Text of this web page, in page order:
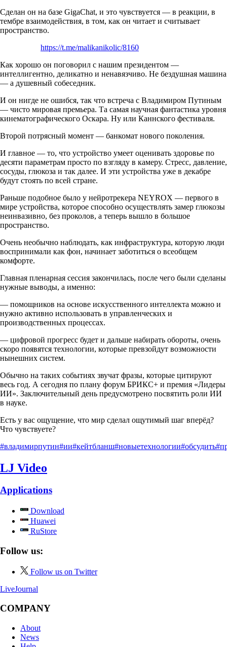
Сделан он на базе GigaChat, и это чувствуется — в реакции, в
тембре взаимодействия, в том, как он читает и считывает
пространство.
https://t.me/malikanikolic/8160
Как хорошо он поговорил с нашим президентом —
интеллигентно, деликатно и ненавязчиво. Не бездушная машина
— а душевный собеседник.
И он нигде не ошибся, так что встреча с Владимиром Путиным
— чисто мировая премьера. Та самая научная фантастика уровня
кинематографического Оскара. Ну или Каннского фестиваля.
Второй потрясный момент — банкомат нового поколения.
И главное — то, что устройство умеет оценивать здоровье по
десяти параметрам просто по взгляду в камеру. Стресс, давление,
сосуды, глюкоза и так далее. И эти устройства уже в декабре
будут стоять по всей стране.
Раньше подобное было у нейротрекера NEYROX — первого в
мире устройства, которое способно осуществлять замер глюкозы
неинвазивно, без проколов, а теперь вышло в большое
пространство.
Очень необычно наблюдать, как инфраструктура, которую люди
воспринимали как фон, начинает заботиться о всеобщем
комфорте.
Главная пленарная сессия закончилась, после чего были сделаны
нужные выводы, а именно:
— помощников на основе искусственного интеллекта можно и
нужно активно использовать в управленческих и
производственных процессах.
— цифровой прогресс будет и дальше набирать обороты, очень
скоро появятся технологии, которые превзойдут возможности
нынешних систем.
Обычно на таких событиях звучат фразы, которые цитируют
весь год. А сегодня по плану форум БРИКС+ и премия «Лидеры
ИИ». Заключительный день предусмотрено посвятить роли ИИ
в науке.
Есть у вас ощущение, что мир сделал ощутимый шаг вперёд?
Что чувствуете?
#владимирпутин#ии#кейтбланш#новыетехнологии#обсудить
LJ Video
Applications
Download
Huawei
RuStore
Follow us:
Follow us on Twitter
LiveJournal
COMPANY
About
News